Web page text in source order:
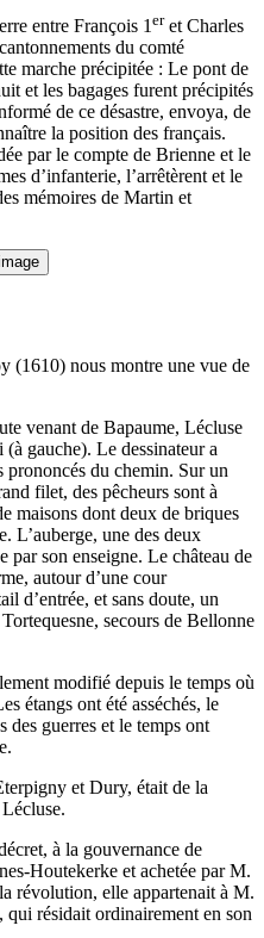
entre François 1 eret Charles
du comté
marche précipitée : Le pont de
et les bagages furent précipités
de ce désastre, envoya, de
la position des français.
par le compte de Brienne et le
d’infanterie, l’arrêtèrent et le
mémoires de Martin et
(1610) nous montre une vue de
venant de Bapaume, Lécluse
gauche). Le dessinateur a
prononcés du chemin. Sur un
filet, des pêcheurs sont à
maisons dont deux de briques
L’auberge, une des deux
par son enseigne. Le château de
autour d’une cour
d’entrée, et sans doute, un
secours de Bellonne
modifié depuis le temps où
étangs ont été asséchés, le
des guerres et le temps ont
et Dury, était de la
à la gouvernance de
Houtekerke et achetée par M.
révolution, elle appartenait à M.
résidait ordinairement en son